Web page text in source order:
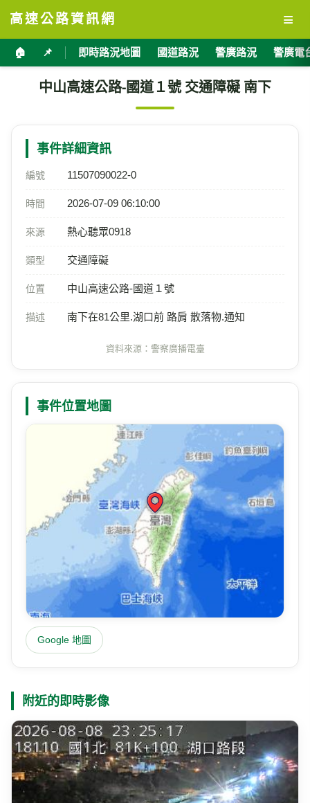
高速公路資訊網 ≡
🏠 📌 即時路況地圖 國道路況 警廣路況 警廣電
中山高速公路-國道１號 交通障礙 南下
事件詳細資訊
編號 11507090022-0
時間 2026-07-09 06:10:00
來源 熱心聽眾0918
類型 交通障礙
位置 中山高速公路-國道１號
描述 南下在81公里.湖口前 路肩 散落物.通知
資料來源：警察廣播電臺
事件位置地圖
Google 地圖
附近的即時影像